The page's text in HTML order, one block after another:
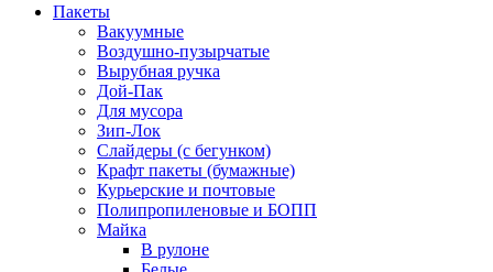
Пакеты
Вакуумные
Воздушно-пузырчатые
Вырубная ручка
Дой-Пак
Для мусора
Зип-Лок
Слайдеры (с бегунком)
Крафт пакеты (бумажные)
Курьерские и почтовые
Полипропиленовые и БОПП
Майка
В рулоне